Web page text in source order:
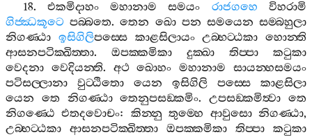
18. එකමිදාහං මහානාම සමයං රාජගහෙ
විහරාමි
ගිජ‍්ඣකූටෙ පබ‍්බතෙ.තෙන ඛො පන සමයෙන සම‍්බහුලා
නිගණ‍්ඨා ඉසිගිලිපස‍්සෙ කාළසිලායං උබ‍්භට‍්ඨකා හොන‍්ති
ආසනපටික‍්ඛිත‍්තා. ඔපක‍්කමිකා දුක‍්ඛා තිප‍්පා
කටුකා
වෙදනා වෙදියන‍්ති. අථ ඛොහං මහානාම
සායන‍්හසමයං
පටිසල‍්ලානා
වුට‍්ඨිතො යෙන ඉසිගිලි පස‍්සෙ
කාළසිලා
යෙන
තෙ නිගණ‍්ඨා තෙනුපසඞ‍්කමිං.උපසඞ‍්කමිත්‍වා තෙ
නිගණ‍්ඨෙ එතදවොචං: කින‍්නු තුම‍්හෙ ආවුසො නිගණ‍්ඨා,
උබ‍්භට‍්ඨකා
ආසනපටික‍්ඛිත‍්තා ඔපක‍්කමිකා තිප‍්පා
කටුකා